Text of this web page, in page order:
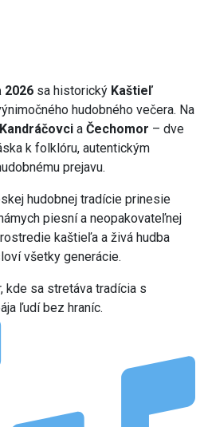
2026 sa historický Kaštieľ
hudobného večera. Na
Kandráčovci a Čechomor – dve
k folklóru, autentickým
prejavu.
hudobnej tradície prinesie
piesní a neopakovateľnej
kaštieľa a živá hudba
všetky generácie.
kde sa stretáva tradícia s
ľudí bez hraníc.